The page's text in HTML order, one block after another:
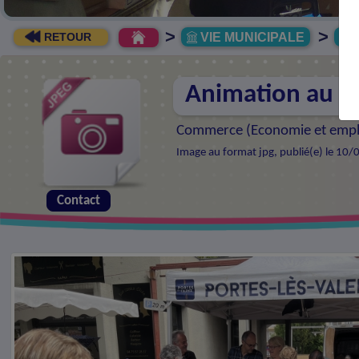
RETOUR > VIE MUNICIPALE >
Animation au
Commerce (Economie et
Image au format jpg, publié(e) le
Contact